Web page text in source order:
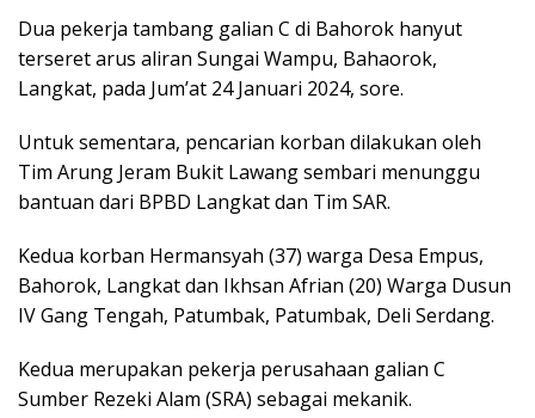
Dua pekerja tambang galian C di Bahorok hanyut
terseret arus aliran Sungai Wampu, Bahaorok,
Langkat, pada Jum’at 24 Januari 2024, sore.
Untuk sementara, pencarian korban dilakukan oleh
Tim Arung Jeram Bukit Lawang sembari menunggu
bantuan dari BPBD Langkat dan Tim SAR.
Kedua korban Hermansyah (37) warga Desa Empus,
Bahorok, Langkat dan Ikhsan Afrian (20) Warga Dusun
IV Gang Tengah, Patumbak, Patumbak, Deli Serdang.
Kedua merupakan pekerja perusahaan galian C
Sumber Rezeki Alam (SRA) sebagai mekanik.